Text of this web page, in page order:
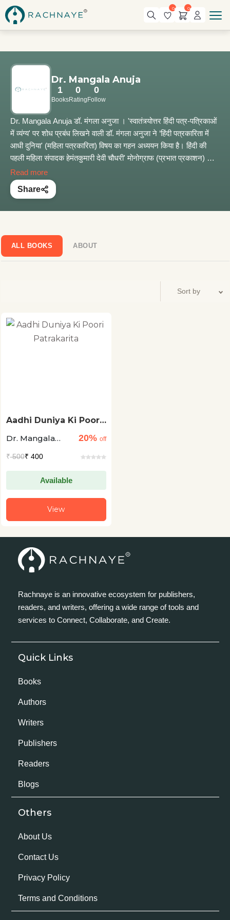
0 0
Dr. Mangala Anuja
1
Books
0
Rating
0
Follow
Dr. Mangala Anuja डॉ. मंगला अनुजा । 'स्वातंत्र्योत्तर हिंदी पत्र-पत्रिकाओं
में व्यंग्य' पर शोध प्रबंध लिखने वाली डॉ. मंगला अनुजा ने ‘हिंदी पत्रकारिता में
आधी दुनिया' (महिला पत्रकारिता) विषय का गहन अध्ययन किया है। हिंदी की
पहली महिला संपादक हेमंतकुमारी देवी चौधरी' मोनोग्राफ (प्रभात प्रकाशन) को
देशव्यापी सराहना मिली। ‘सुभद्राकुमारी चौहान' मोनोग्राफ (स्वराज संस्थान) ने
सुभद्राजी की जन्मतिथि संशुद्ध करने का काम किया। ‘गांधी और गणेश'
पत्रकारिता के संदर्भ में चर्चित अध्ययन रहा है। ‘छत्तीसगढ़ : पत्रकारिता की
Read more
Share
ALL BOOKS ABOUT
Aadhi Duniya Ki Poori
Dr. Mangala
20% off
₹500₹ 400
Available
View
Rachnaye is an innovative ecosystem for publishers,
readers, and writers, offering a wide range of tools and
services to Connect, Collaborate, and Create.
Quick Links
Books
Authors
Writers
Publishers
Readers
Blogs
Others
About Us
Contact Us
Privacy Policy
Terms and Conditions